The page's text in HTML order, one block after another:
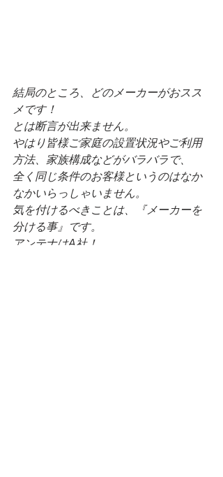
結局のところ、どのメーカーがおスス
メです！
とは断言が出来ません。
やはり皆様ご家庭の設置状況やご利用
方法、家族構成などがバラバラで、
全く同じ条件のお客様というのはなか
なかいらっしゃいません。
気を付けるべきことは、『メーカーを
分ける事』です。
アンテナはA社！